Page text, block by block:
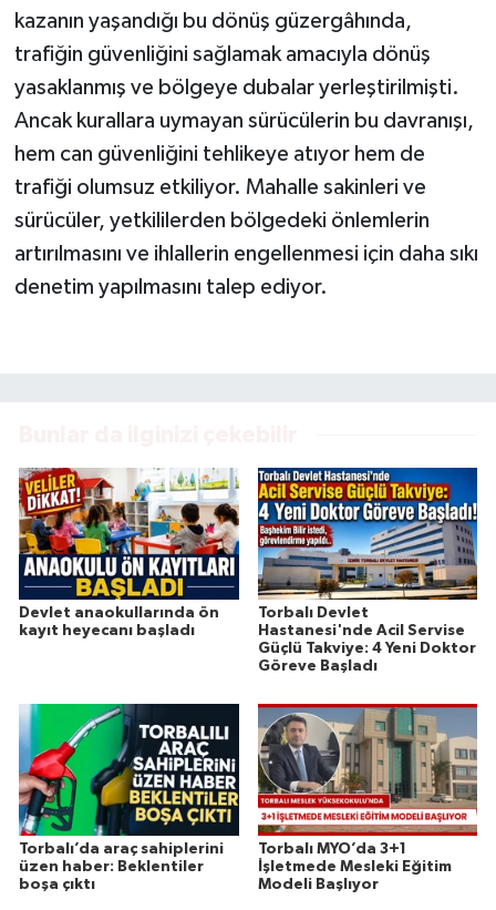
kazanın yaşandığı bu dönüş güzergâhında,
trafiğin güvenliğini sağlamak amacıyla dönüş
yasaklanmış ve bölgeye dubalar yerleştirilmişti.
Ancak kurallara uymayan sürücülerin bu davranışı,
hem can güvenliğini tehlikeye atıyor hem de
trafiği olumsuz etkiliyor. Mahalle sakinleri ve
sürücüler, yetkililerden bölgedeki önlemlerin
artırılmasını ve ihlallerin engellenmesi için daha sıkı
denetim yapılmasını talep ediyor.
Devlet anaokullarında ön
kayıt heyecanı başladı
Torbalı Devlet
Hastanesi'nde Acil Servise
Güçlü Takviye: 4 Yeni Doktor
Göreve Başladı
Torbalı’da araç sahiplerini
üzen haber: Beklentiler
boşa çıktı
Torbalı MYO’da 3+1
İşletmede Mesleki Eğitim
Modeli Başlıyor